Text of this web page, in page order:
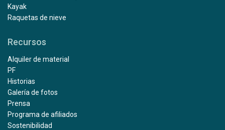
Kayak
Raquetas de nieve
Recursos
Alquiler de material
PF
Historias
Galería de fotos
Prensa
Programa de afiliados
Sostenibilidad